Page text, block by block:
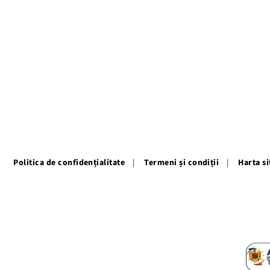
Politica de confidențialitate Termeni și condiții Harta